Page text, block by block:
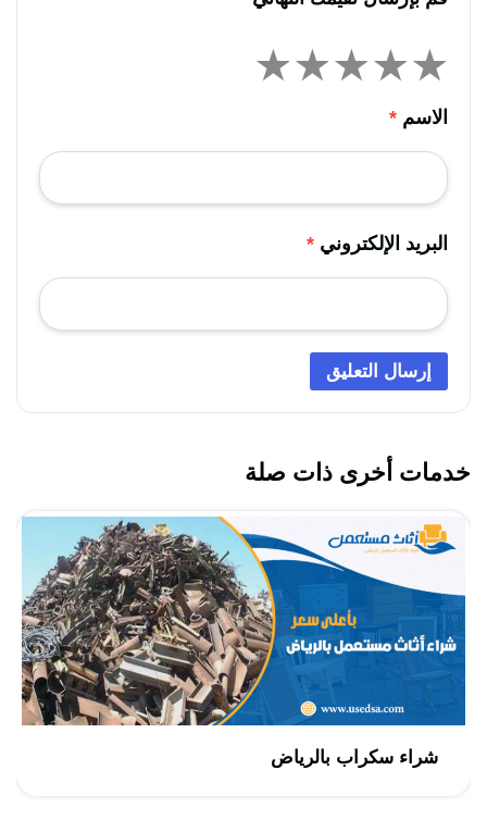
الاسم *
البريد الإلكتروني *
خدمات أخرى ذات صلة
شراء سكراب بالرياض